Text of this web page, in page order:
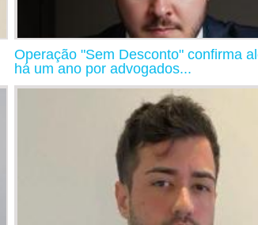
Operação "Sem Desconto" confirma
há um ano por advogados...